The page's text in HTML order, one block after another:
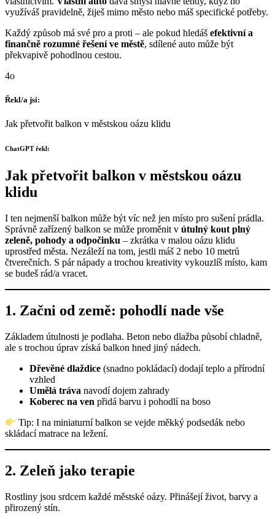
využíváš pravidelně, žiješ mimo město nebo máš specifické potřeby.
Každý způsob má své pro a proti – ale pokud hledáš efektivní a
finančně rozumné řešení ve městě, sdílené auto může být
překvapivě pohodlnou cestou.
4o
Řekl/a jsi:
Jak přetvořit balkon v městskou oázu klidu
ChatGPT řekl:
Jak přetvořit balkon v městskou oázu
klidu
I ten nejmenší balkon může být víc než jen místo pro sušení prádla.
Správně zařízený balkon se může proměnit v útulný kout plný
zeleně, pohody a odpočinku – zkrátka v malou oázu klidu
uprostřed města. Nezáleží na tom, jestli máš 2 nebo 10 metrů
čtverečních. S pár nápady a trochou kreativity vykouzlíš místo, kam
se budeš rád/a vracet.
1. Začni od země: pohodlí nade vše
Základem útulnosti je podlaha. Beton nebo dlažba působí chladně,
ale s trochou úprav získá balkon hned jiný nádech.
Dřevěné dlaždice (snadno pokládací) dodají teplo a přírodní
vzhled
Umělá tráva navodí dojem zahrady
Koberec na ven přidá barvu i pohodlí na boso
Tip: I na miniaturní balkon se vejde měkký podsedák nebo
skládací matrace na ležení.
2. Zeleň jako terapie
Rostliny jsou srdcem každé městské oázy. Přinášejí život, barvy a
přirozený stín.